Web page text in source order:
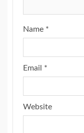
Name *
Email *
Website